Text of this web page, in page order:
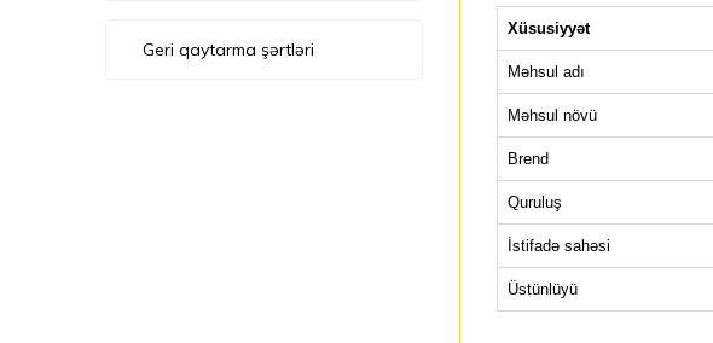
Geri qaytarma şərtləri
Xüsusiyyət
Məhsul adı
Məhsul növü
Brend
Quruluş
İstifadə sahəsi
Üstünlüyü